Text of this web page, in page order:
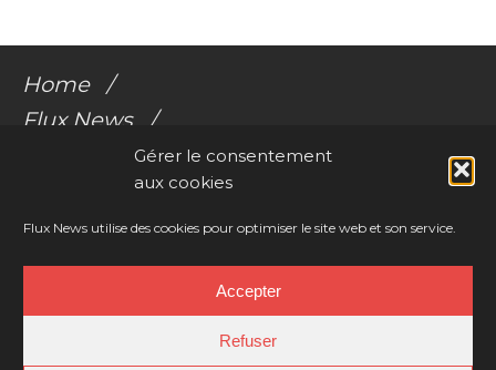
Gérer le consentement
aux cookies
Flux News utilise des cookies pour optimiser le site web et son service.
Accepter
Refuser
Home
Flux News
Galerie Flux
Videos
Résonances Corporelles